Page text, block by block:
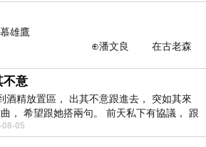
雄鷹
在古老森
不意
酒精放置區， 出其不意跟進去， 突如其來
， 希望跟她搭兩句。 前天私下有協議， 跟
丟拉基
05